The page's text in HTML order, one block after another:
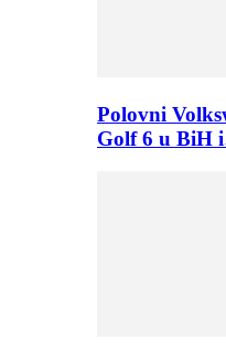
Polovni
Golf 6 u BiH